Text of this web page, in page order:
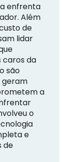
enfrenta
Além
de
lidar
caros da
são
geram
a
o
e
de